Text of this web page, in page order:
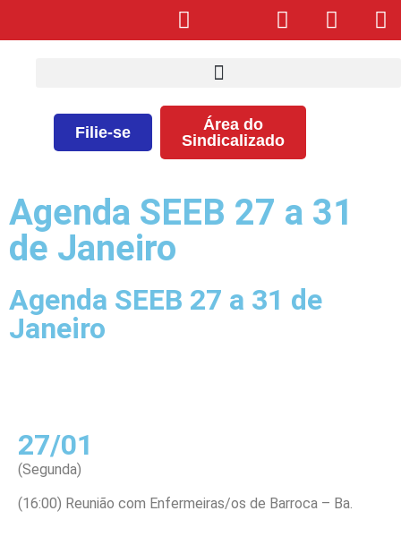
Filie-se
Área do
Sindicalizado
Agenda SEEB 27 a 31
de Janeiro
Agenda SEEB 27 a 31 de
Janeiro
27/01
(Segunda)
(16:00) Reunião com Enfermeiras/os de Barroca – Ba.